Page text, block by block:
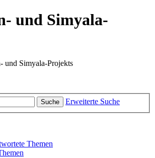
und Simyala-
und Simyala-Projekts
Suche Erweiterte Suche
Themen